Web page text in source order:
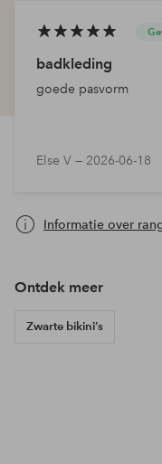
badkleding
goede pasvorm
Else V — 2026-06-18
Informatie over
Ontdek meer
Zwarte bikini’s